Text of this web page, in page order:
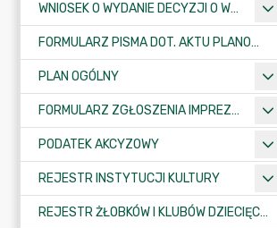
WNIOSEK O WYDANIE DECYZJI O WARUNKACH ZABUDOWY/O USTALENIE INWESTYCJI CELU PUBLICZNEGO
FORMULARZ PISMA DOT. AKTU PLANOWANIA PRZESTRZENNEGO
PLAN OGÓLNY
FORMULARZ ZGŁOSZENIA IMPREZY SPORTOWO-REKREACYJNEJ, ARTYSTYCZNEJ LUB ROZRYWKOWEJ
PODATEK AKCYZOWY
REJESTR INSTYTUCJI KULTURY
REJESTR ŻŁOBKÓW I KLUBÓW DZIECIĘCYCH